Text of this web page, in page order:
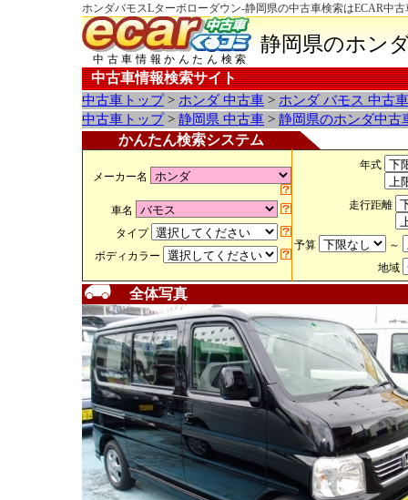
ホンダバモスLターボローダウン-静岡県の中古車検索はECAR中
中古車情報かんたん検索
静岡県のホン
中古車情報検索サイト
中古車トップ> ホンダ 中古車 > ホンダ バモス 中古
中古車トップ> 静岡県 中古車 > 静岡県のホンダ中古
かんたん検索システム
メーカー名
車名
タイプ
ボディカラー
年式
走行距離
予算
～
地域
全体写真